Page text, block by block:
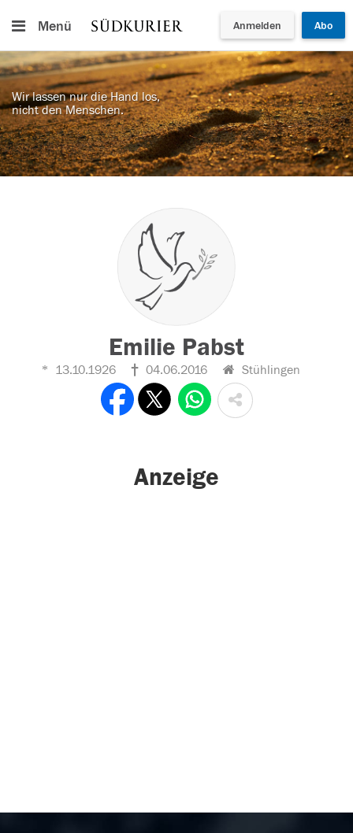
Menü Anmelden Abo
Wir lassen nur die Hand los,
nicht den Menschen.
Emilie Pabst
13.10.1926 04.06.2016 Stühlingen
Anzeige